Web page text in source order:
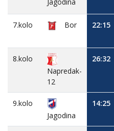
7.kolo Bor 22:15
8.kolo
Napredak-
12
26:32
9.kolo
Jagodina
14:25